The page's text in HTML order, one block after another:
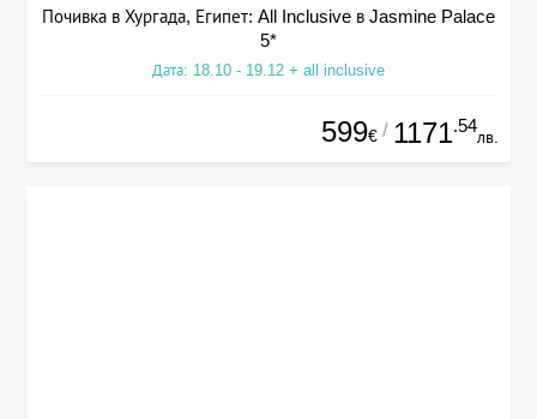
Почивка в Хургада, Египет: All Inclusive в Jasmine Palace
5*
Дата: 18.10 - 19.12 + all inclusive
599€ / 1171.54
лв.